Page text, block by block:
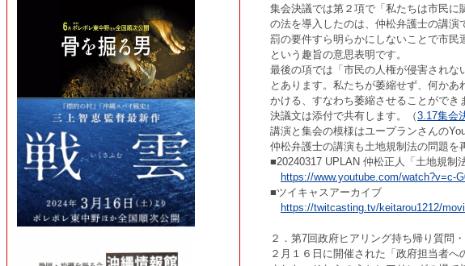
集会決議では第２項で「私たちは市民に
の法を導入したのは、仲松弁護士の講
罰の要件すら明らかにしないことで市
という趣旨の意思表明です。
最後の項では「市民の人権が侵害されな
とあります。私たちが萎縮せず、何か
かける、すなわち萎縮させることができ
決議文は添付で共有します。（3.17集会
講演と集会の模様はユープランさんの
仲松弁護士の講演も土地規制法の問題を
■20240317 UPLAN 仲松正人「土地規制
https://www.youtube.com/watch?v=c-
■ツイキャスアーカイブ
https://twitcasting.tv/keitarou1212/
２．第7回政府ヒアリング持ち帰り質問
２月１６日に開催された「政府担当者